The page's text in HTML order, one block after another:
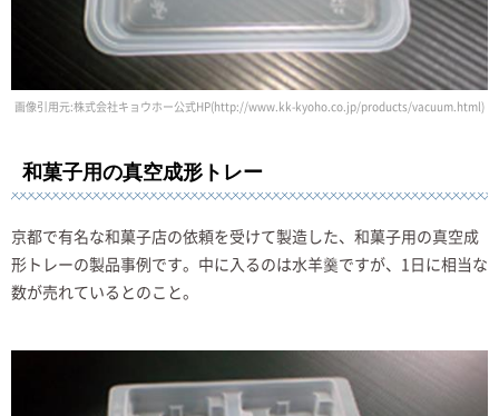
画像引用元:株式会社キョウホー公式HP(http://www.kk-kyoho.co.jp/products/vacuum.html)
和菓子用の真空成形トレー
京都で有名な和菓子店の依頼を受けて製造した、和菓子用の真空成
形トレーの製品事例です。中に入るのは水羊羹ですが、1日に相当な
数が売れているとのこと。